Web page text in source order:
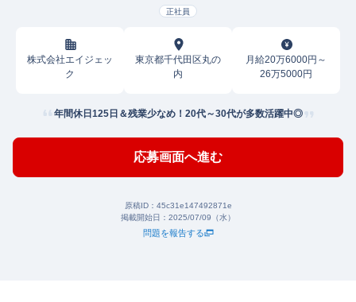
正社員
株式会社エイジェッ
ク
東京都千代田区丸の
内
月給20万6000円～
26万5000円
年間休日125日＆残業少なめ！20代～30代が多数活躍中◎
応募画面へ進む
原稿ID： 45c31e147492871e
掲載開始日： 2025/07/09（水）
問題を報告する